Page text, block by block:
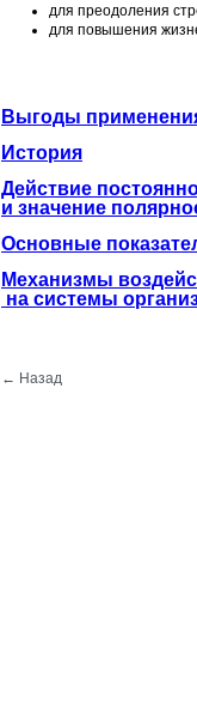
для преодоления
для повышения
Выгоды
История
Действие
и значение
Основные
Механизмы
на системы
← Назад